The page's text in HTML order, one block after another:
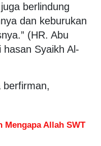
berlindung
dan keburukan
(HR. Abu
hasan Syaikh Al-
berfirman,
Mengapa Allah SWT